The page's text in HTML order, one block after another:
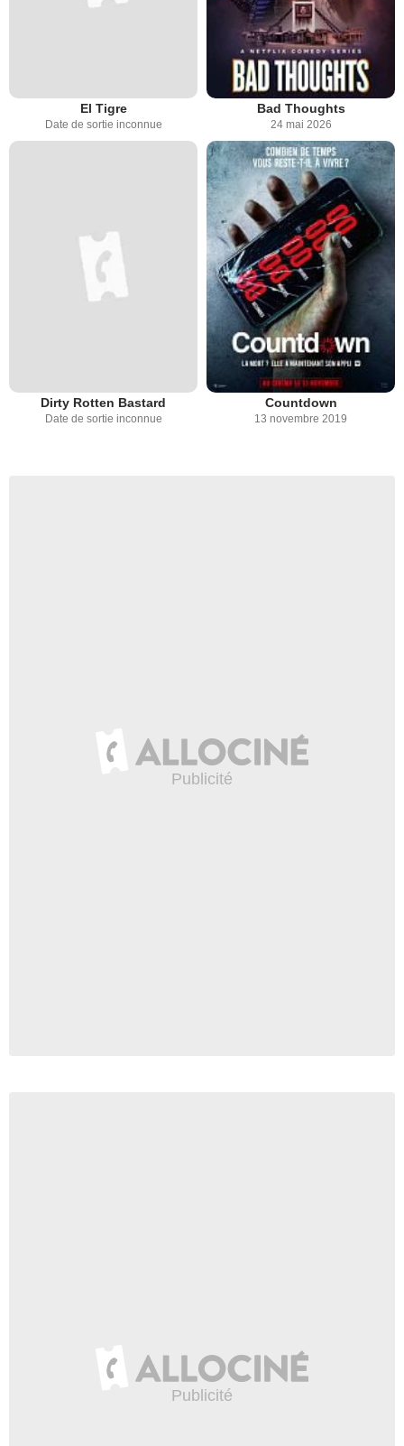
El Tigre
Date de sortie inconnue
Bad Thoughts
24 mai 2026
Dirty Rotten Bastard
Date de sortie inconnue
Countdown
13 novembre 2019